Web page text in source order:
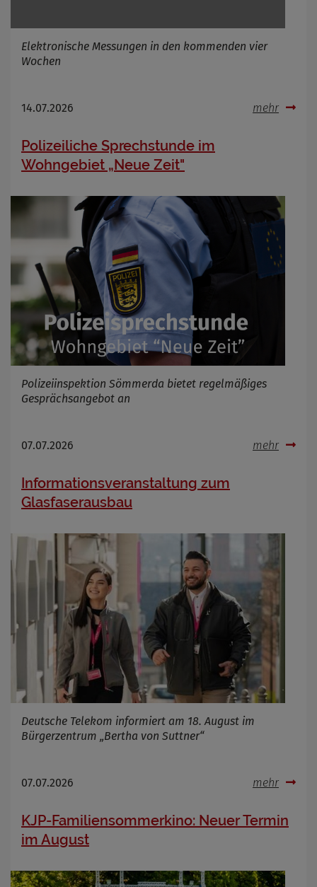
Elektronische Messungen in den kommenden vier
Wochen
14.07.2026 mehr
Polizeiliche Sprechstunde im
Wohngebiet „Neue Zeit"
Polizeiinspektion Sömmerda bietet regelmäßiges
Gesprächsangebot an
07.07.2026 mehr
Informationsveranstaltung zum
Glasfaserausbau
Deutsche Telekom informiert am 18. August im
Bürgerzentrum „Bertha von Suttner“
07.07.2026 mehr
KJP-Familiensommerkino: Neuer Termin
im August